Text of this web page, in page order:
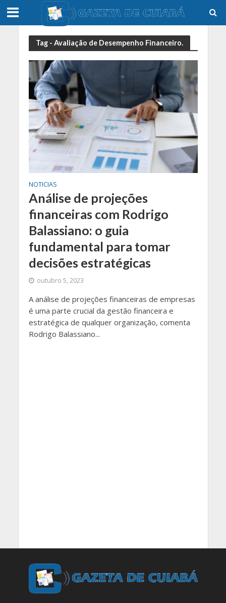
Tag - Avaliação de Desempenho Financeiro.
NOTICIAS
Análise de projeções
financeiras com Rodrigo
Balassiano: o guia
fundamental para tomar
decisões estratégicas
outubro 5, 2023
A análise de projeções financeiras de empresas
é uma parte crucial da gestão financeira e
estratégica de qualquer organização, comenta
Rodrigo Balassiano...